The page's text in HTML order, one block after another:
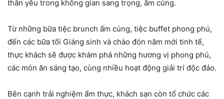
thân yêu trong không gian sang trọng, ấm cúng.
Từ những bữa tiệc brunch ấm cúng, tiệc buffet phong phú,
đến các bữa tối Giáng sinh và chào đón năm mới tinh tế,
thực khách sẽ được khám phá những hương vị phong phú,
các món ăn sáng tạo, cùng nhiều hoạt động giải trí độc đáo.
Bên cạnh trải nghiệm ẩm thực, khách sạn còn tổ chức các